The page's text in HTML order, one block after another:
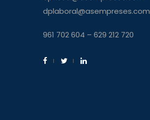
dplaboral@asempreses.com
961 702 604 – 629 212 720